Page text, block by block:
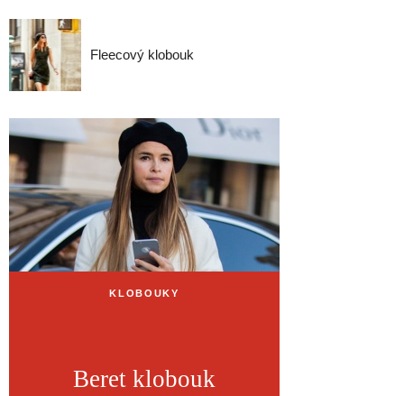
Fleecový klobouk
KLOBOUKY
Beret klobouk